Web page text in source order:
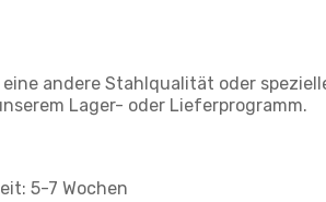
andere Stahlqualität oder
Lager- oder Lieferprogramm.
5-7 Wochen